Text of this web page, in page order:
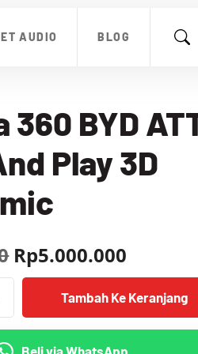
AUDIO BLOG
360 BYD
Play 3D
Harga
aslinya
adalah:
Rp6.500.000.
Rp5.000.000
saat
ini
Tambah Ke Keranjang
Beli via WhatsApp